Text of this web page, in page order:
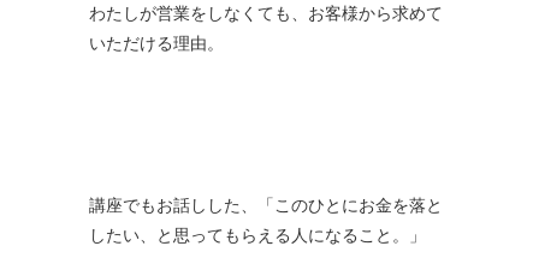
わたしが営業をしなくても、お客様から求めて
いただける理由。
講座でもお話しした、「このひとにお金を落と
したい、と思ってもらえる人になること。」